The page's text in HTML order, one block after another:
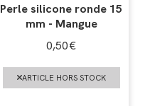
Perle silicone ronde 15
mm - Mangue
0,50€
ARTICLE HORS STOCK